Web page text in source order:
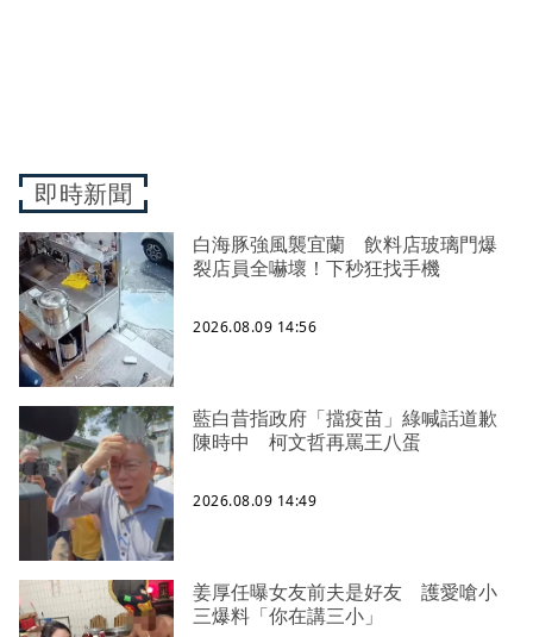
即時新聞
白海豚強風襲宜蘭 飲料店玻璃門爆
裂店員全嚇壞！下秒狂找手機
2026.08.09 14:56
藍白昔指政府「擋疫苗」綠喊話道歉
陳時中 柯文哲再罵王八蛋
2026.08.09 14:49
姜厚任曝女友前夫是好友 護愛嗆小
三爆料「你在講三小」